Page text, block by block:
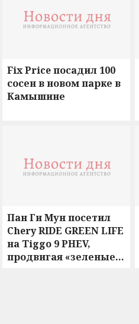
Fix Price посадил 100
сосен в новом парке в
Камышине
Пан Ги Мун посетил
Chery RIDE GREEN LIFE
на Tiggo 9 PHEV,
продвигая «зеленые